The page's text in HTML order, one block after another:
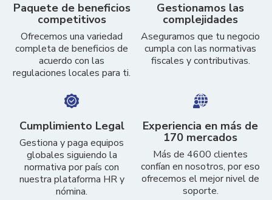
Paquete de beneficios
competitivos
Ofrecemos una variedad
completa de beneficios de
acuerdo con las
regulaciones locales para ti.
Gestionamos las
complejidades
Aseguramos que tu negocio
cumpla con las normativas
fiscales y contributivas.
Cumplimiento Legal
Gestiona y paga equipos
globales siguiendo la
normativa por país con
nuestra plataforma HR y
nómina.
Experiencia en más de
170 mercados
Más de 4600 clientes
confían en nosotros, por eso
ofrecemos el mejor nivel de
soporte.